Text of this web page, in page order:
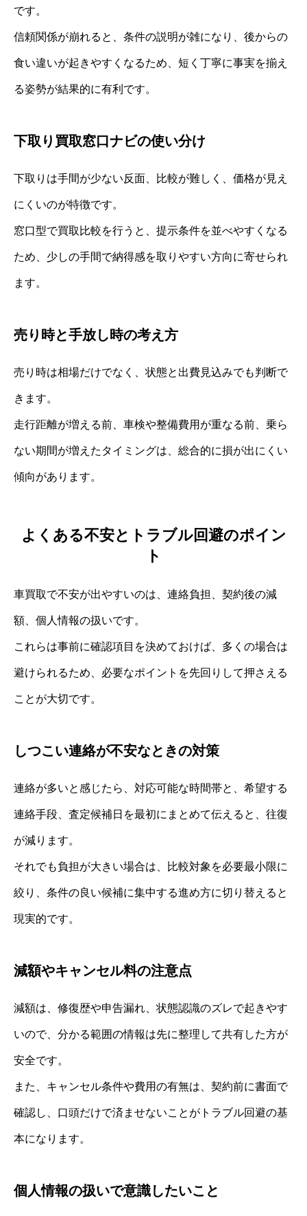
です。
信頼関係が崩れると、条件の説明が雑になり、後からの
食い違いが起きやすくなるため、短く丁寧に事実を揃え
る姿勢が結果的に有利です。
下取り買取窓口ナビの使い分け
下取りは手間が少ない反面、比較が難しく、価格が見え
にくいのが特徴です。
窓口型で買取比較を行うと、提示条件を並べやすくなる
ため、少しの手間で納得感を取りやすい方向に寄せられ
ます。
売り時と手放し時の考え方
売り時は相場だけでなく、状態と出費見込みでも判断で
きます。
走行距離が増える前、車検や整備費用が重なる前、乗ら
ない期間が増えたタイミングは、総合的に損が出にくい
傾向があります。
よくある不安とトラブル回避のポイン
ト
車買取で不安が出やすいのは、連絡負担、契約後の減
額、個人情報の扱いです。
これらは事前に確認項目を決めておけば、多くの場合は
避けられるため、必要なポイントを先回りして押さえる
ことが大切です。
しつこい連絡が不安なときの対策
連絡が多いと感じたら、対応可能な時間帯と、希望する
連絡手段、査定候補日を最初にまとめて伝えると、往復
が減ります。
それでも負担が大きい場合は、比較対象を必要最小限に
絞り、条件の良い候補に集中する進め方に切り替えると
現実的です。
減額やキャンセル料の注意点
減額は、修復歴や申告漏れ、状態認識のズレで起きやす
いので、分かる範囲の情報は先に整理して共有した方が
安全です。
また、キャンセル条件や費用の有無は、契約前に書面で
確認し、口頭だけで済ませないことがトラブル回避の基
本になります。
個人情報の扱いで意識したいこと